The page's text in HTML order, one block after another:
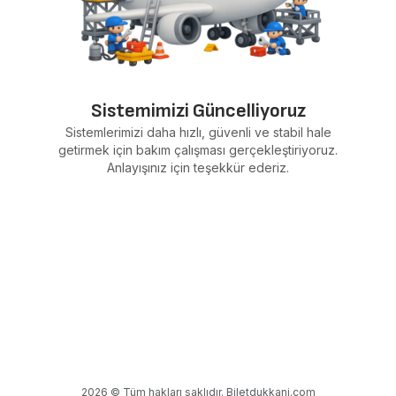
Sistemimizi Güncelliyoruz
Sistemlerimizi daha hızlı, güvenli ve stabil hale
getirmek için bakım çalışması gerçekleştiriyoruz.
Anlayışınız için teşekkür ederiz.
2026 © Tüm hakları saklıdır. Biletdukkani.com